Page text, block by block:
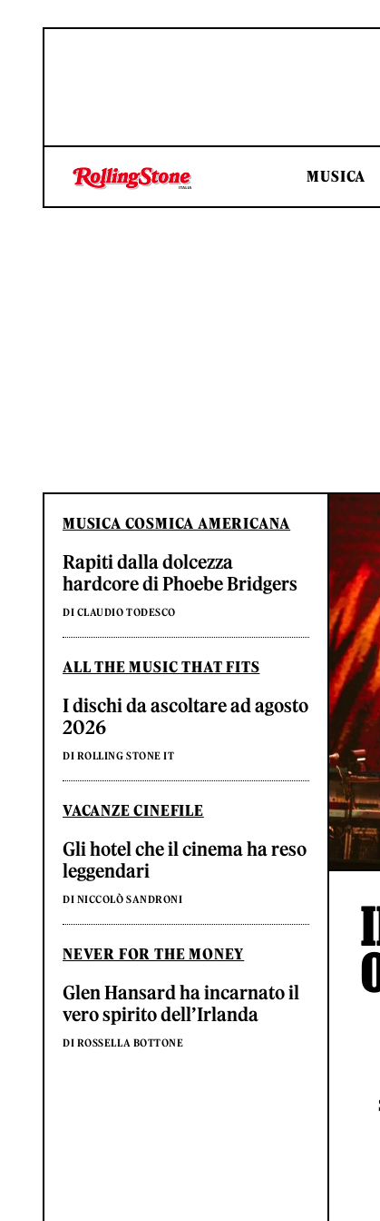
MUSICA
MUSICA COSMICA AMERICANA
Rapiti dalla dolcezza
hardcore di Phoebe Bridgers
DI CLAUDIO TODESCO
ALL THE MUSIC THAT FITS
I dischi da ascoltare ad agosto
2026
DI ROLLING STONE IT
VACANZE CINEFILE
Gli hotel che il cinema ha reso
leggendari
DI NICCOLÒ SANDRONI
NEVER FOR THE MONEY
Glen Hansard ha incarnato il
vero spirito dell’Irlanda
DI ROSSELLA BOTTONE